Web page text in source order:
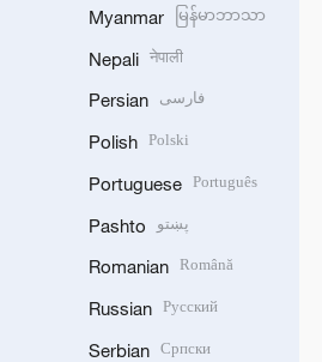
Myanmar မြန်မာဘာသာ
Nepali नेपाली
Persian فارسی
Polish Polski
Portuguese Português
Pashto پښتو
Romanian Română
Russian Русский
Serbian Српски